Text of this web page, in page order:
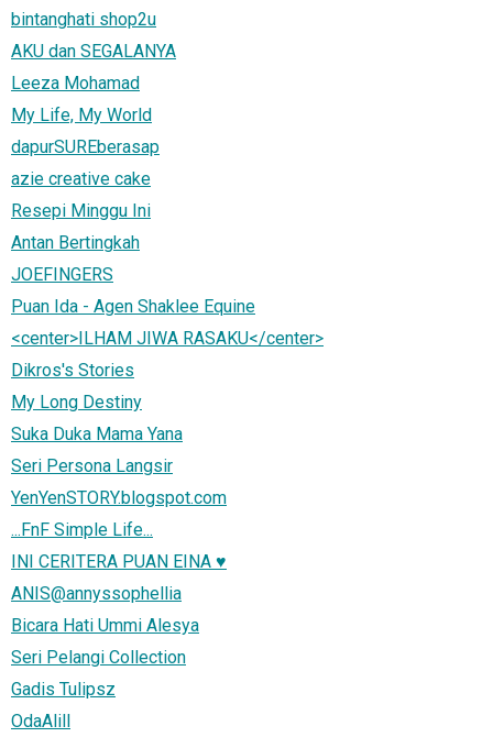
bintanghati shop2u
AKU dan SEGALANYA
Leeza Mohamad
My Life, My World
dapurSUREberasap
azie creative cake
Resepi Minggu Ini
Antan Bertingkah
JOEFINGERS
Puan Ida - Agen Shaklee Equine
<center>ILHAM JIWA RASAKU</center>
Dikros's Stories
My Long Destiny
Suka Duka Mama Yana
Seri Persona Langsir
YenYenSTORY.blogspot.com
...FnF Simple Life...
INI CERITERA PUAN EINA ♥
ANIS@annyssophellia
Bicara Hati Ummi Alesya
Seri Pelangi Collection
Gadis Tulipsz
OdaAlill